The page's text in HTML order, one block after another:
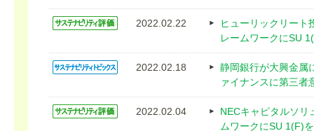
2022.02.22
ヒューリックリート
レームワークにSU
2022.02.18
静岡銀行が大興金属
ァイナンスに第三者
2022.02.04
NECキャピタルソリ
ムワークにSU 1(F)